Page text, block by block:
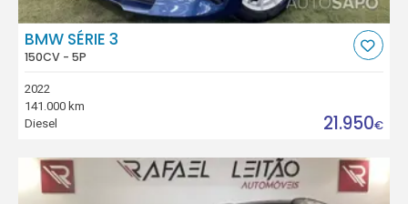
BMW SÉRIE 3
150CV - 5P
2022
141.000 km
Diesel
21.950€